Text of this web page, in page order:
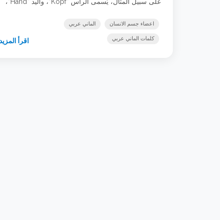
اعضاء جسم الانسان الماني عربي
كلمات الماني عربي اقرأ